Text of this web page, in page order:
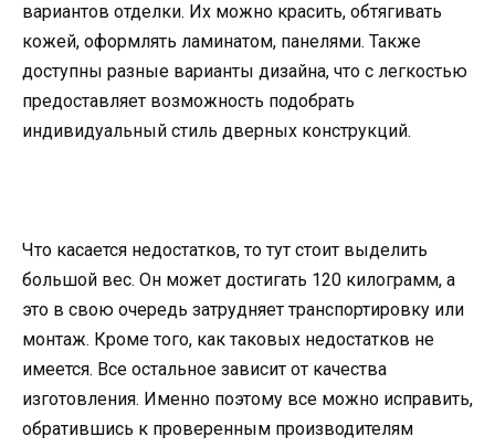
вариантов отделки. Их можно красить, обтягивать
кожей, оформлять ламинатом, панелями. Также
доступны разные варианты дизайна, что с легкостью
предоставляет возможность подобрать
индивидуальный стиль дверных конструкций.
Что касается недостатков, то тут стоит выделить
большой вес. Он может достигать 120 килограмм, а
это в свою очередь затрудняет транспортировку или
монтаж. Кроме того, как таковых недостатков не
имеется. Все остальное зависит от качества
изготовления. Именно поэтому все можно исправить,
обратившись к проверенным производителям